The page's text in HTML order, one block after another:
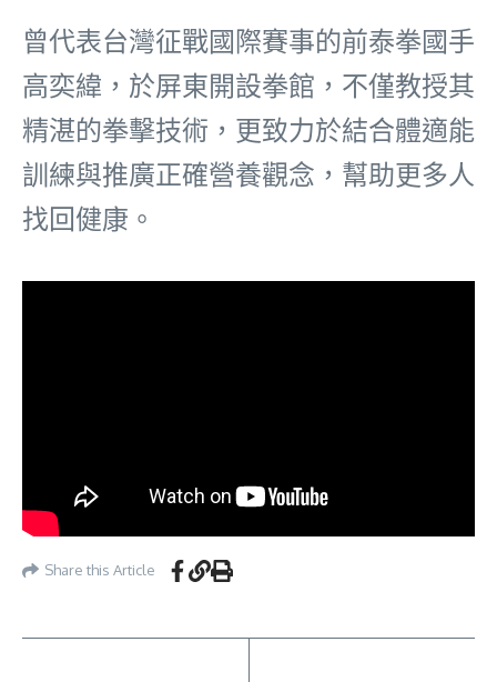
曾代表台灣征戰國際賽事的前泰拳國手
高奕緯，於屏東開設拳館，不僅教授其
精湛的拳擊技術，更致力於結合體適能
訓練與推廣正確營養觀念，幫助更多人
找回健康。
Share this Article